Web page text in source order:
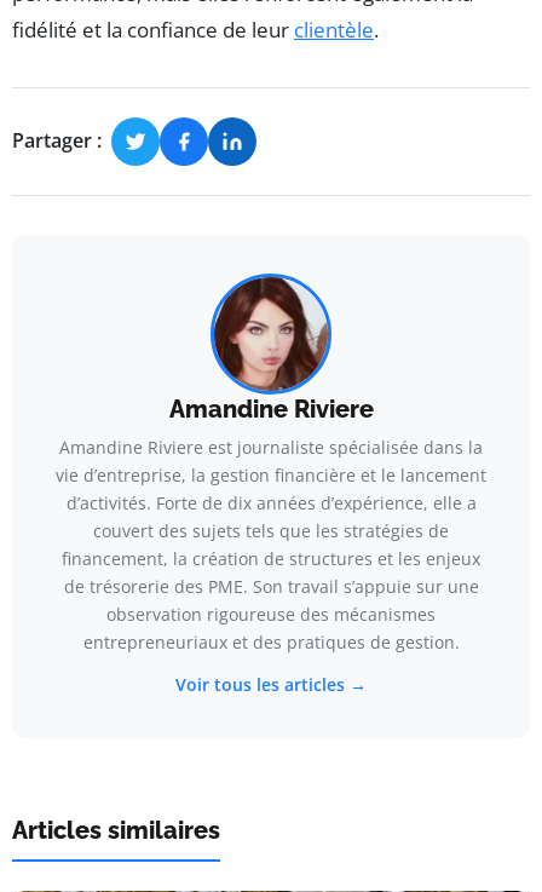
fidélité et la confiance de leur clientèle.
Partager :
Amandine Riviere
Amandine Riviere est journaliste spécialisée dans la
vie d’entreprise, la gestion financière et le lancement
d’activités. Forte de dix années d’expérience, elle a
couvert des sujets tels que les stratégies de
financement, la création de structures et les enjeux
de trésorerie des PME. Son travail s’appuie sur une
observation rigoureuse des mécanismes
entrepreneuriaux et des pratiques de gestion.
Voir tous les articles →
Articles similaires